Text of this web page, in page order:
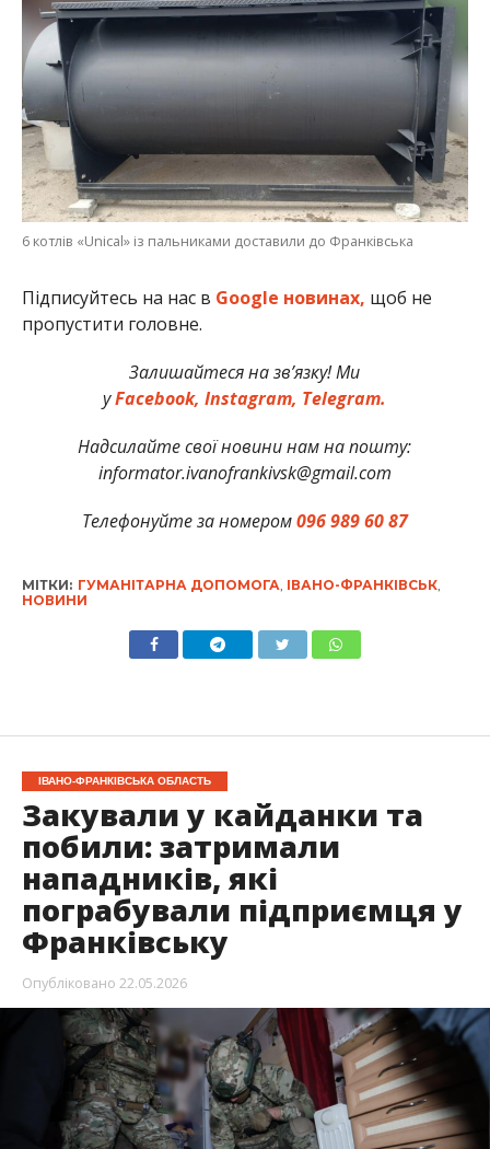
6 котлів «Unical» із пальниками доставили до Франківська
Підписуйтесь на нас в Google новинах, щоб не
пропустити головне.
Залишайтеся на зв’язку! Ми
уFacebook, Instagram, Telegram.
Надсилайте свої новини нам на пошту:
informator.ivanofrankivsk@gmail.com
Телефонуйте за номером096 989 60 87
МІТКИ: ГУМАНІТАРНА ДОПОМОГА ІВАНО-ФРАНКІВСЬК,
НОВИНИ
ІВАНО-ФРАНКІВСЬКА ОБЛАСТЬ
Закували у кайданки та
побили: затримали
нападників, які
пограбували підприємця у
Франківську
Опубліковано 22.05.2026